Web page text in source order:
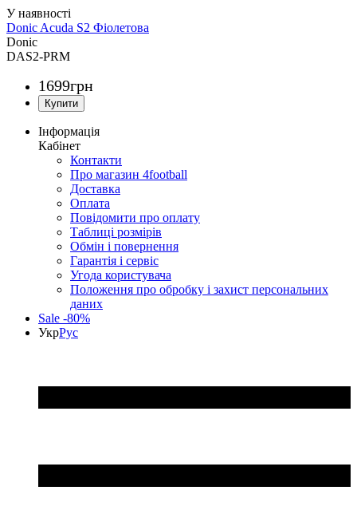
Donic Acuda S2 Фіолетова
Donic
DAS2-PRM
1699грн
Інформація
Кабінет
Контакти
Про магазин 4football
Доставка
Оплата
Повідомити про оплату
Таблиці розмірів
Обмін і повернення
Гарантія і сервіс
Угода користувача
Положення про обробку і захист персональних
даних
Sale -80%
УкрРус